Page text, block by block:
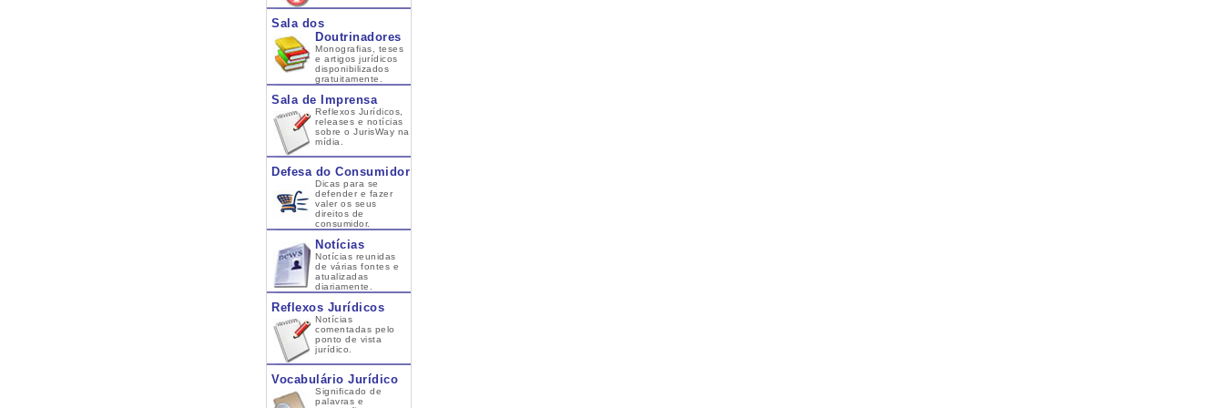
Sala dos
Doutrinadores
Monografias, teses
e artigos jurídicos
disponibilizados
gratuitamente.
Sala de Imprensa
Reflexos Jurídicos,
releases e notícias
sobre o JurisWay na
mídia.
Defesa do Consumidor
Dicas para se
defender e fazer
valer os seus
direitos de
consumidor.
Notícias
Notícias reunidas
de várias fontes e
atualizadas
diariamente.
Reflexos Jurídicos
Notícias
comentadas pelo
ponto de vista
jurídico.
Vocabulário Jurídico
Significado de
palavras e